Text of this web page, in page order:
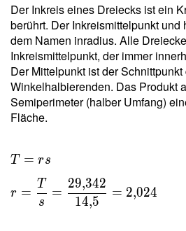
Der Inkreis eines Dreiecks ist ein
berührt. Der Inkreismittelpunkt
dem Namen inradius. Alle
Inkreismittelpunkt, der immer
Der Mittelpunkt ist der Schnittpunkt
Winkelhalbierenden. Das Produkt
Semiperimeter (halber Umfang)
Fläche.
T = rs \
\\ r =
\dfrac{
T }{ s }
T = rs
r =
s
T
=
14,5
29,342
= 2,024